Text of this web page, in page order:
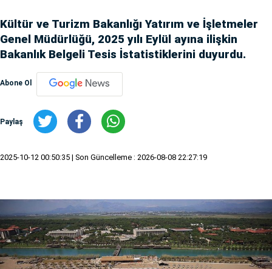
Kültür ve Turizm Bakanlığı Yatırım ve İşletmeler
Genel Müdürlüğü, 2025 yılı Eylül ayına ilişkin
Bakanlık Belgeli Tesis İstatistiklerini duyurdu.
Abone Ol
Paylaş
2025-10-12 00:50:35 | Son Güncelleme : 2026-08-08 22:27:19